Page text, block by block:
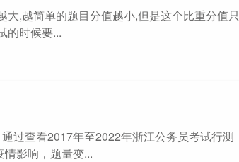
,越简单的题目分值越小,但是这个比重分值只
的时候要...
过查看2017年至2022年浙江公务员考试行测
影响，题量变...